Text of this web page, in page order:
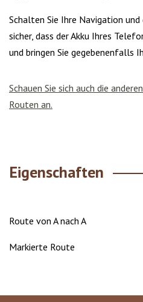
Schalten Sie Ihre Navigation und
sicher, dass der Akku Ihres
und bringen Sie gegebenenfalls
Schauen Sie sich auch die
Routen an.
Eigenschaften
Route von A nach A
Markierte Route